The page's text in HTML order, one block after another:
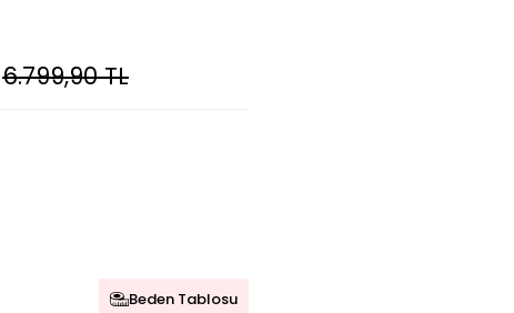
6.799,90TL
Beden Tablosu